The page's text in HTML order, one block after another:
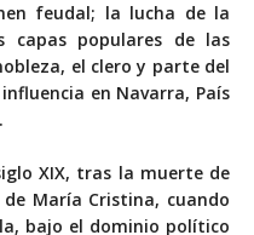
feudal; la lucha de la
capas populares de las
el clero y parte del
en Navarra, País
XIX, tras la muerte de
María Cristina, cuando
bajo el dominio político